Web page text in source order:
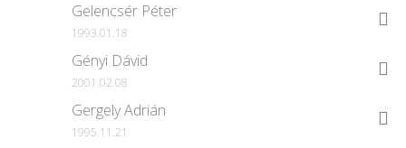
Gelencsér Péter
1993.01.18
Gényi Dávid
2001.02.08
Gergely Adrián
1995.11.21